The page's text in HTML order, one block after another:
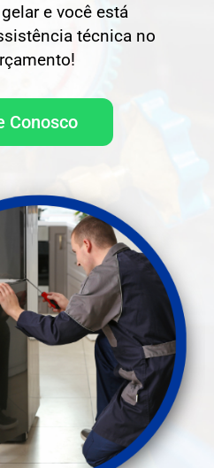
e você está
técnica no
Conosco